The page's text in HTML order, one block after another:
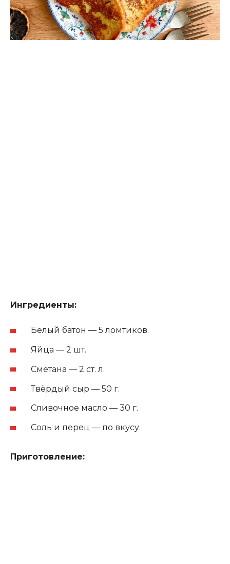
Ингредиенты:
Белый батон — 5 ломтиков.
Яйца — 2 шт.
Сметана — 2 ст. л.
Твёрдый сыр — 50 г.
Сливочное масло — 30 г.
Соль и перец — по вкусу.
Приготовление: